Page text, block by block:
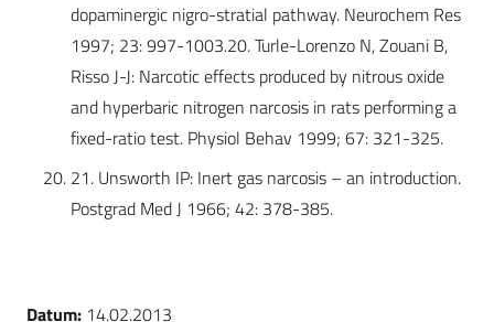
dopaminergic nigro-stratial pathway. Neurochem Res
1997; 23: 997-1003.20. Turle-Lorenzo N, Zouani B,
Risso J-J: Narcotic effects produced by nitrous oxide
and hyperbaric nitrogen narcosis in rats performing a
fixed-ratio test. Physiol Behav 1999; 67: 321-325.
21. Unsworth IP: Inert gas narcosis – an introduction.
Postgrad Med J 1966; 42: 378-385.
Datum: 14.02.2013